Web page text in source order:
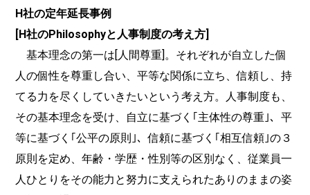
H社の定年延長事例
[H社のPhilosophyと人事制度の考え方]
基本理念の第一は[人間尊重]。それぞれが自立した個
人の個性を尊重し合い、平等な関係に立ち、信頼し、持
てる力を尽くしていきたいという考え方。人事制度も、
その基本理念を受け、自立に基づく｢主体性の尊重｣、平
等に基づく｢公平の原則｣、信頼に基づく｢相互信頼｣の３
原則を定め、年齢・学歴・性別等の区別なく、従業員一
人ひとりをその能力と努力に支えられたありのままの姿